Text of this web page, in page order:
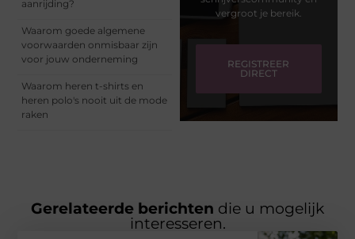
aanrijding?
Waarom goede algemene
voorwaarden onmisbaar zijn
voor jouw onderneming
Waarom heren t-shirts en
heren polo's nooit uit de mode
raken
vergroot je bereik.
REGISTREER
DIRECT
Gerelateerde berichten die u mogelijk
interesseren.